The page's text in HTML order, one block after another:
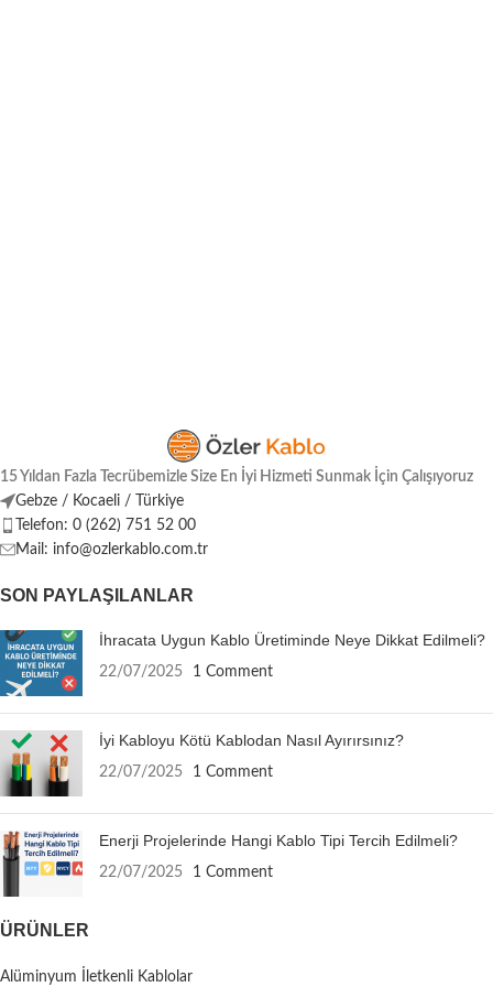
15 Yıldan Fazla Tecrübemizle Size En İyi Hizmeti Sunmak İçin Çalışıyoruz
Gebze / Kocaeli / Türkiye
Telefon: 0 (262) 751 52 00
Mail: info@ozlerkablo.com.tr
SON PAYLAŞILANLAR
İhracata Uygun Kablo Üretiminde Neye Dikkat Edilmeli?
22/07/2025 1 Comment
İyi Kabloyu Kötü Kablodan Nasıl Ayırırsınız?
22/07/2025 1 Comment
Enerji Projelerinde Hangi Kablo Tipi Tercih Edilmeli?
22/07/2025 1 Comment
ÜRÜNLER
Alüminyum İletkenli Kablolar